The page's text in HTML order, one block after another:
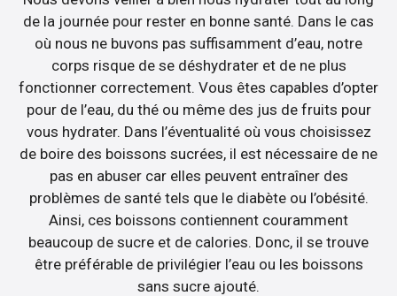
de la journée pour rester en bonne santé. Dans le cas
où nous ne buvons pas suffisamment d’eau, notre
corps risque de se déshydrater et de ne plus
fonctionner correctement. Vous êtes capables d’opter
pour de l’eau, du thé ou même des jus de fruits pour
vous hydrater. Dans l’éventualité où vous choisissez
de boire des boissons sucrées, il est nécessaire de ne
pas en abuser car elles peuvent entraîner des
problèmes de santé tels que le diabète ou l’obésité.
Ainsi, ces boissons contiennent couramment
beaucoup de sucre et de calories. Donc, il se trouve
être préférable de privilégier l’eau ou les boissons
sans sucre ajouté.